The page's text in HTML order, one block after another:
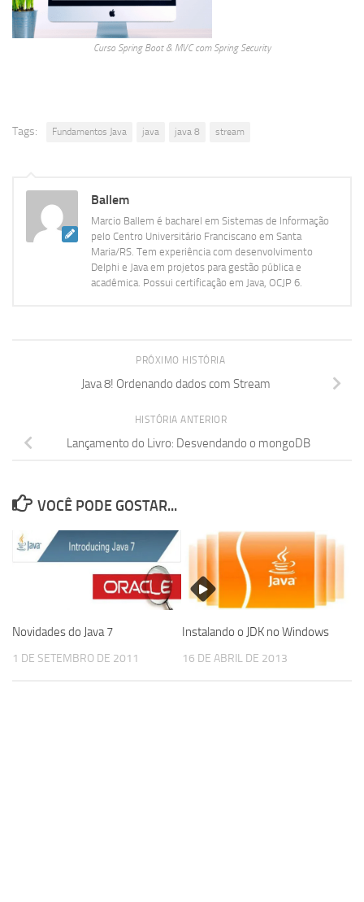
Curso Spring Boot & MVC com Spring Security
Tags: Fundamentos Java java java 8 stream
Ballem
Marcio Ballem é bacharel em Sistemas de Informação
pelo Centro Universitário Franciscano em Santa
Maria/RS. Tem experiência com desenvolvimento
Delphi e Java em projetos para gestão pública e
acadêmica. Possui certificação em Java, OCJP 6.
PRÓXIMO HISTÓRIA
Java 8! Ordenando dados com Stream
HISTÓRIA ANTERIOR
Lançamento do Livro: Desvendando o mongoDB
VOCÊ PODE GOSTAR...
Novidades do Java 7
1 DE SETEMBRO DE 2011
Instalando o JDK no Windows
16 DE ABRIL DE 2013